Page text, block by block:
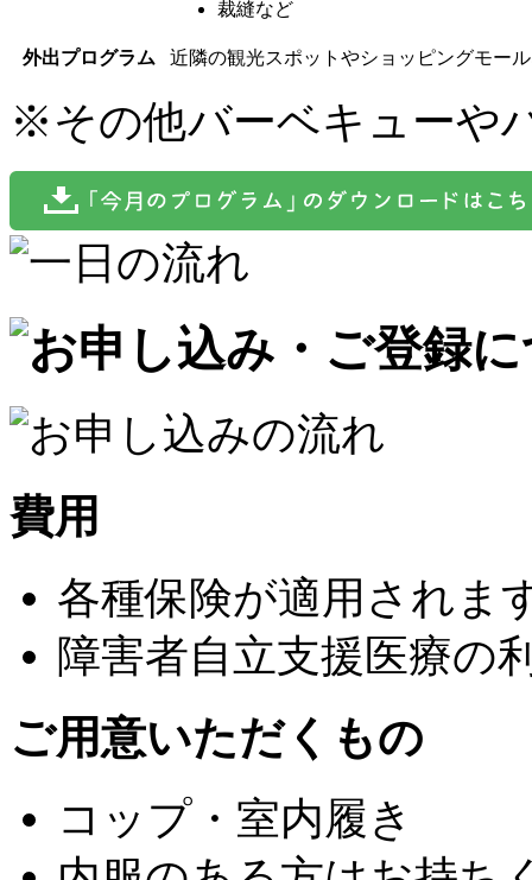
裁縫など
外出プログラム 近隣の観光スポットやショッピングモー
※その他バーベキューや
費用
各種保険が適用されま
障害者自立支援医療の
ご用意いただくもの
コップ・室内履き